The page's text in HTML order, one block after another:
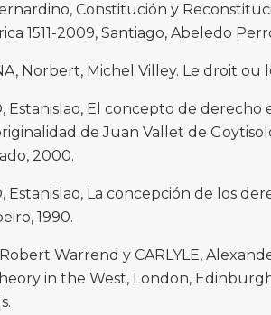
Constitución y
1511-2009, Santiago, Abeledo
Norbert, Michel Villey. Le droit ou
Estanislao, El concepto de derecho
de Juan Vallet de
2000.
Estanislao, La concepción de los
1990.
Robert Warrend y CARLYLE,
in the West, London,